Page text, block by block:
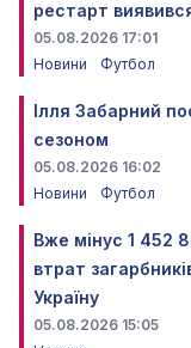
рестарт
05.08.2026 17:01
Новини
Футбол
Ілля Забарний
сезоном
05.08.2026 16:02
Новини
Футбол
Вже мінус 1 452
втрат
Україну
05.08.2026 15:05